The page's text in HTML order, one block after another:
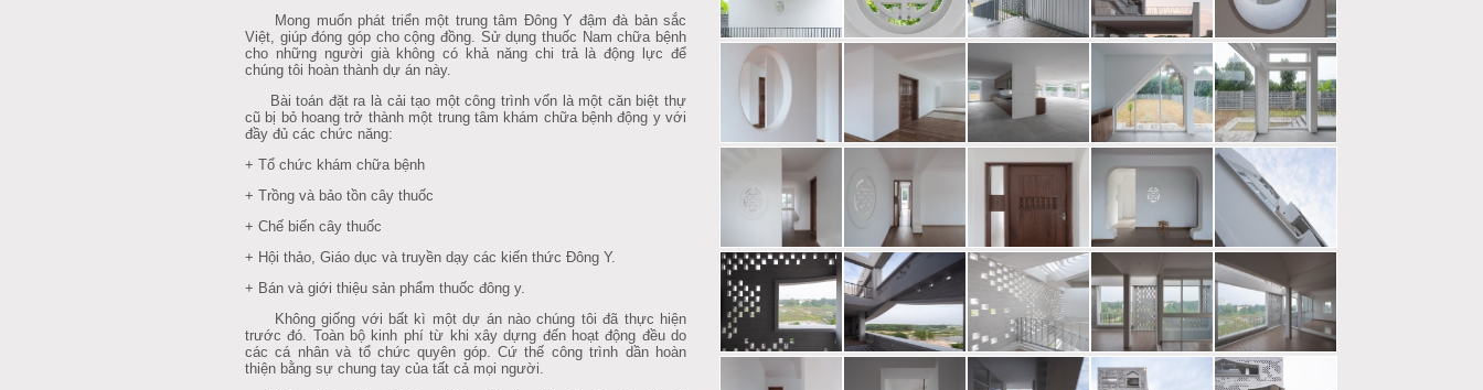
Mong muốn phát triển một trung tâm Đông Y đậm đà bản sắc
Việt, giúp đóng góp cho cộng đồng. Sử dụng thuốc Nam chữa bệnh
cho những người già không có khả năng chi trả là động lực để
chúng tôi hoàn thành dự án này.
Bài toán đặt ra là cải tạo một công trình vốn là một căn biệt thự
cũ bị bỏ hoang trở thành một trung tâm khám chữa bệnh động y với
đầy đủ các chức năng:
+ Tổ chức khám chữa bệnh
+ Trồng và bảo tồn cây thuốc
+ Chế biến cây thuốc
+ Hội thảo, Giáo dục và truyền dạy các kiến thức Đông Y.
+ Bán và giới thiệu sản phẩm thuốc đông y.
Không giống với bất kì một dự án nào chúng tôi đã thực hiện
trước đó. Toàn bộ kinh phí từ khi xây dựng đến hoạt động đều do
các cá nhân và tổ chức quyên góp. Cứ thế công trình dần hoàn
thiện bằng sự chung tay của tất cả mọi người.